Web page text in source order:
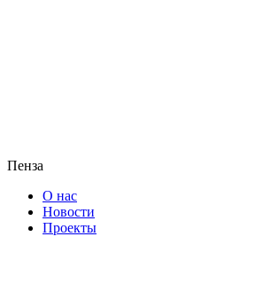
Пенза
О нас
Новости
Проекты